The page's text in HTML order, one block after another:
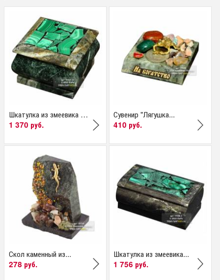
Шкатулка из змеевика и...
1 370 руб.
Сувенир "Лягушка...
410 руб.
Скол каменный из...
278 руб.
Шкатулка из змеевика...
1 756 руб.